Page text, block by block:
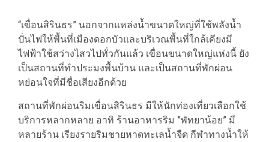
“เขื่อนสิรินธร” นอกจากแหล่งน้ำขนาดใหญ่ที่ใช้พลังน้ำ
ปั่นไฟให้พื้นที่เมืองดอกบัวและบริเวณพื้นที่ใกล้เคียงมี
ไฟฟ้าใช้สว่างไสวไปทั่วกันแล้ว เขื่อนขนาดใหญ่แห่งนี้ ยัง
เป็นสถานที่ทำประมงพื้นบ้าน และเป็นสถานที่พักผ่อน
หย่อนใจที่มีชื่อเสียงอีกด้วย
สถานที่พักผ่อนริมเขื่อนสิรินธร มีให้นักท่องเที่ยวเลือกใช้
บริการหลากหลาย อาทิ ร้านอาหารริม ”พัทยาน้อย” มี
หลายร้าน เรียงรายริมชายหาดทะเลน้ำจืด กีฬาทางน้ำให้